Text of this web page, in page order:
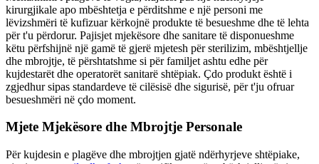
kirurgjikale apo mbështetja e përditshme e një personi me
lëvizshmëri të kufizuar kërkojnë produkte të besueshme dhe të lehta
për t'u përdorur. Pajisjet mjekësore dhe sanitare të disponueshme
këtu përfshijnë një gamë të gjerë mjetesh për sterilizim, mbështjellje
dhe mbrojtje, të përshtatshme si për familjet ashtu edhe për
kujdestarët dhe operatorët sanitarë shtëpiak. Çdo produkt është i
zgjedhur sipas standardeve të cilësisë dhe sigurisë, për t'ju ofruar
besueshmëri në çdo moment.
Mjete Mjekësore dhe Mbrojtje Personale
Për kujdesin e plagëve dhe mbrojtjen gjatë ndërhyrjeve shtëpiake,